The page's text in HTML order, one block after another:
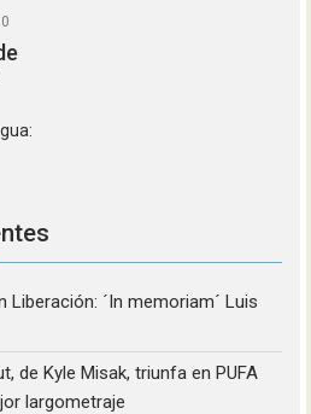
0
Liberación: ´In memoriam´ Luis
de Kyle Misak, triunfa en PUFA
largometraje